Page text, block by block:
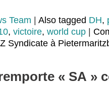
Team Also tagged DH,
, victoire, world cup
Syndicate à
« SA »